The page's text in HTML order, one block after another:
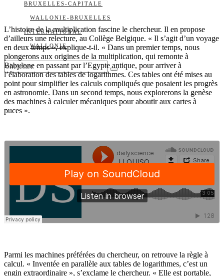
BRUXELLES-CAPITALE
WALLONIE-BRUXELLES
INTERNATIONAL
WALLONIE
L’histoire de la multiplication fascine le chercheur. Il en propose
d’ailleurs une relecture, au Collège Belgique. « Il s’agit d’un voyage
en deux temps », explique-t-il. « Dans un premier temps, nous
plongerons aux origines de la multiplication, qui remonte à
Babylone en passant par l’Egypte antique, pour arriver à
l’élaboration des tables de logarithmes. Ces tables ont été mises au
point pour simplifier les calculs compliqués que posaient les progrès
en astronomie. Dans un second temps, nous explorerons la genèse
des machines à calculer mécaniques pour aboutir aux cartes à
puces ».
Parmi les machines préférées du chercheur, on retrouve la règle à
calcul. « Inventée en parallèle aux tables de logarithmes, c’est un
engin extraordinaire », s’exclame le chercheur. « Elle est portable,